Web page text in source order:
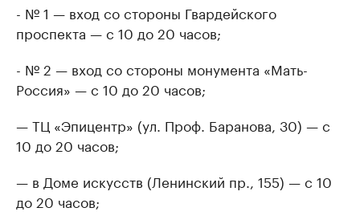
- № 1 — вход со стороны Гвардейского
проспекта — с 10 до 20 часов;
- № 2 — вход со стороны монумента «Мать-
Россия» — с 10 до 20 часов;
— ТЦ «Эпицентр» (ул. Проф. Баранова, 30) — с
10 до 20 часов;
— в Доме искусств (Ленинский пр., 155) — с 10
до 20 часов;